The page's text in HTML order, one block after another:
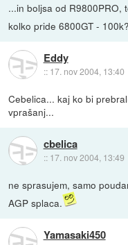
...in boljsa od R9800PRO,
kolko pride 6800GT -
Eddy
:: 17. nov 2004, 13:40
Cebelica... kaj ko bi
vprašanj...
cbelica
:: 17. nov 2004, 13:49
ne sprasujem, samo
AGP splaca.
Yamasaki450